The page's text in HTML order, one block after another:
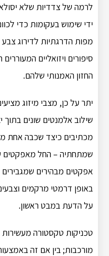
לרמה של צדדיות שלא
ידי שימוש בעקומות כדי
מפות הדרגתיות לדירוג צבע
סיפורים ויזואליים
החזון האמנותי שלהם.
יתר על כן, מצבי מיזוג
שילוב אלמנטים שונים בתוך
מכתיבים כיצד שכבה אחת
שמתחתיה – החל מאפקטים
אפקטים מבהירים
באופן דרמטי מרקמים
על הדעת במבט ראשון.
טכניקות טקסטורה מעשירות
מורכבות; בין אם זה